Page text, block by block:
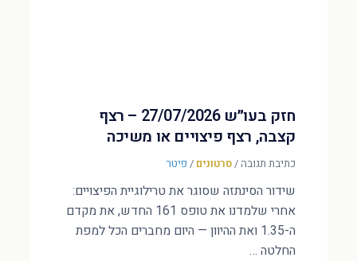
חזק בעו״ש 27/07/2026 – רצף
קצבה, רצף פיצויים או משיכה
כתיבת תגובה/סרטונים / פיטר
שידור הסינתזה שסוגר את טרילוגיית הפיצויים:
אחרי שלמדנו את טופס 161 החדש, את מקדם
ה-1.35 ואת ההיוון — היום מחברים הכל למפת
החלטה …